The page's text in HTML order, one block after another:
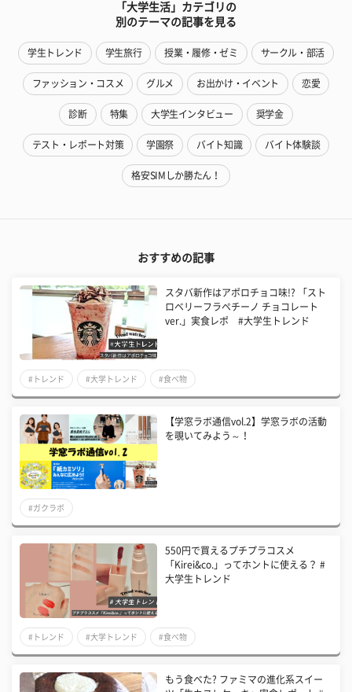
「大学生活」カテゴリの
別のテーマの記事を見る
学生トレンド 学生旅行 授業・履修・ゼミ サークル・部活
ファッション・コスメ グルメ お出かけ・イベント 恋愛
診断 特集 大学生インタビュー 奨学金
テスト・レポート対策 学園祭 バイト知識 バイト体験談
格安SIMしか勝たん！
おすすめの記事
スタバ新作はアポロチョコ味!? 「スト
ロベリーフラペチーノ チョコレート
ver.」実食レポ #大学生トレンド
#トレンド #大学トレンド #食べ物
【学窓ラボ通信vol.2】学窓ラボの活動
を覗いてみよう～！
#ガクラボ
550円で買えるプチプラコスメ
「Kirei&co.」ってホントに使える？ #
大学生トレンド
#トレンド #大学トレンド #食べ物
もう食べた? ファミマの進化系スイー